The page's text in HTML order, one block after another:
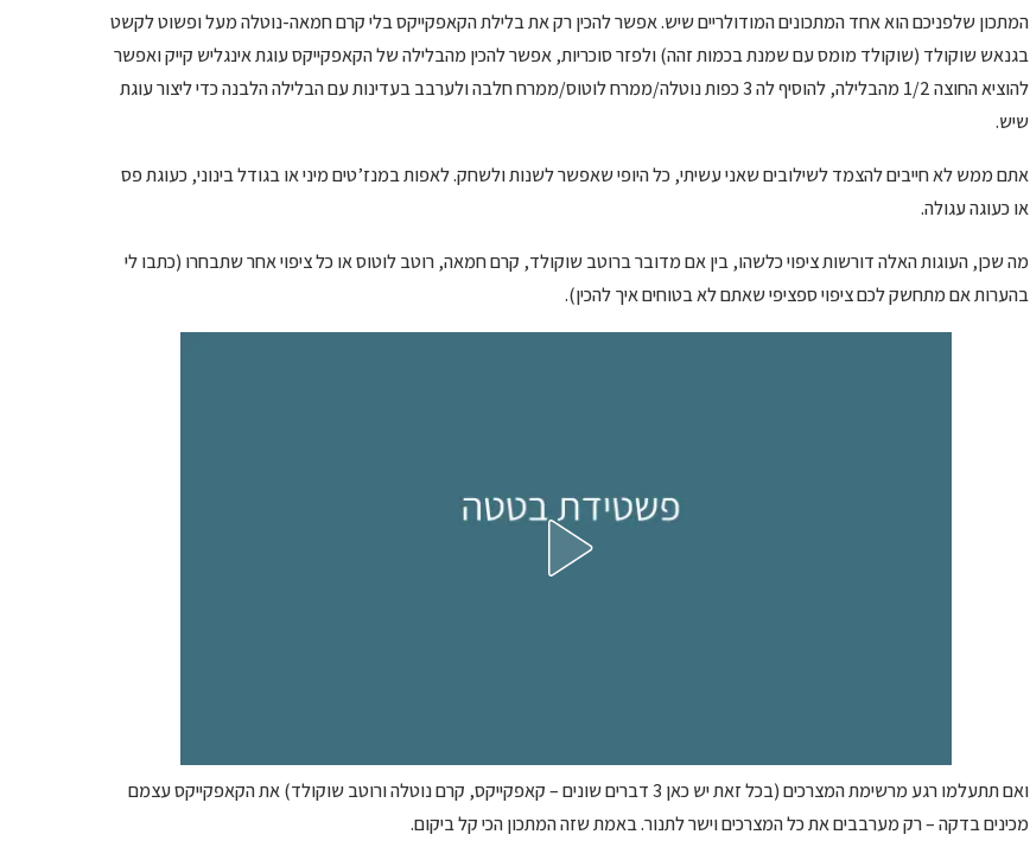
המתכון שלפניכם הוא אחד המתכונים המודולריים שיש. אפשר להכין רק את בלילת הקאפקייקס בלי קרם חמאה-נוטלה מעל ופשוט לקשט
בגנאש שוקולד (שוקולד מומס עם שמנת בכמות זהה) ולפזר סוכריות, אפשר להכין מהבלילה של הקאפקייקס עוגת אינגליש קייק ואפשר
להוציא החוצה 1/2 מהבלילה, להוסיף לה 3 כפות נוטלה/ממרח לוטוס/ממרח חלבה ולערבב בעדינות עם הבלילה הלבנה כדי ליצור עוגת
שיש.
אתם ממש לא חייבים להצמד לשילובים שאני עשיתי, כל היופי שאפשר לשנות ולשחק. לאפות במנז’טים מיני או בגודל בינוני, כעוגת פס
או כעוגה עגולה.
מה שכן, העוגות האלה דורשות ציפוי כלשהו, בין אם מדובר ברוטב שוקולד, קרם חמאה, רוטב לוטוס או כל ציפוי אחר שתבחרו (כתבו לי
בהערות אם מתחשק לכם ציפוי ספציפי שאתם לא בטוחים איך להכין).
ואם תתעלמו רגע מרשימת המצרכים (בכל זאת יש כאן 3 דברים שונים – קאפקייקס, קרם נוטלה ורוטב שוקולד) את הקאפקייקס עצמם
מכינים בדקה – רק מערבבים את כל המצרכים וישר לתנור. באמת שזה המתכון הכי קל ביקום.